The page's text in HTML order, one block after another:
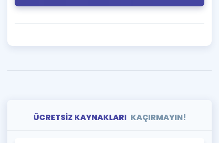
ÜCRETSİZ KAYNAKLARI KAÇIRMAYIN!